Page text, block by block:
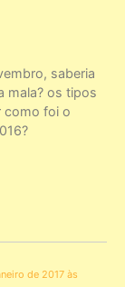
saberia
mala? os tipos
como foi o
de 2017 às